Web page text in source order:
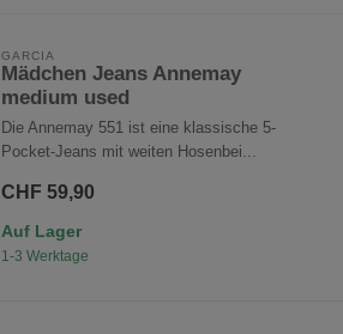
GARCIA
Mädchen Jeans Annemay
medium used
Die Annemay 551 ist eine klassische 5-
Pocket-Jeans mit weiten Hosenbei...
CHF 59,90
Auf Lager
1-3 Werktage